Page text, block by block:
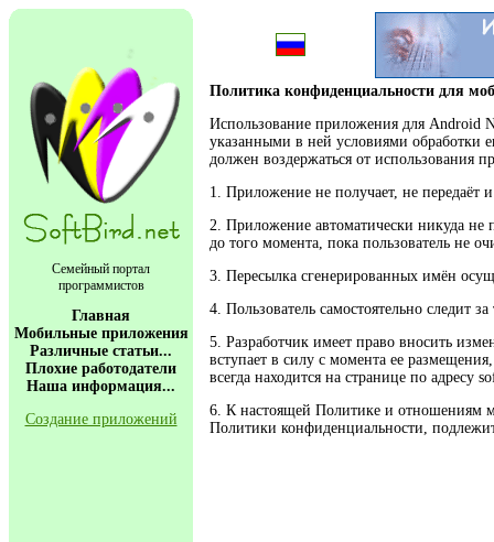
Семейный портал
программистов
Главная
Мобильные приложения
Различные статьи...
Плохие работодатели
Наша информация...
Создание приложений
Политика конфиденциальности для
Использование приложения для Android
указанными в ней условиями обработки
должен воздержаться от использования
1. Приложение не получает, не передаёт
2. Приложение автоматически никуда не
до того момента, пока пользователь не
3. Пересылка сгенерированных имён
4. Пользователь самостоятельно следит
5. Разработчик имеет право вносить
вступает в силу с момента ее
всегда находится на странице по адресу
6. К настоящей Политике и отношениям
Политики конфиденциальности,